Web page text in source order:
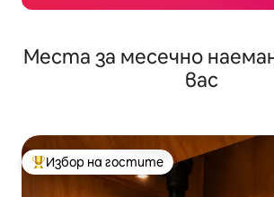
Места за месечно
вас
Най-популярен избор на гостите
Избор на гостите